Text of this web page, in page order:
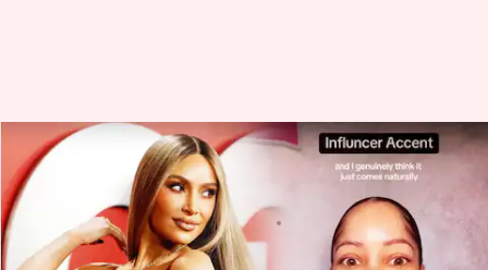
TikTalk: dampak mengikuti
aksen bicara selebriti
Taufiq Al Jufri Jan 29, 2024 02:32 pm